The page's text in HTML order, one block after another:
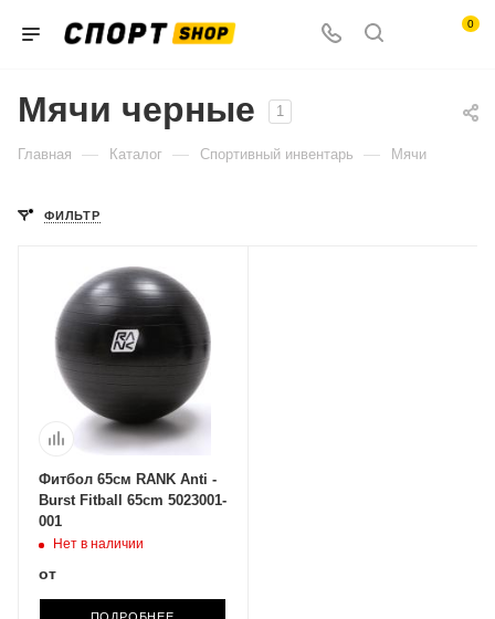
0
Мячи черные 1
Главная — Каталог — Спортивный инвентарь — Мячи
ФИЛЬТР
Фитбол 65см RANK Anti -
Burst Fitball 65сm 5023001-
001
Нет в наличии
от
ПОДРОБНЕЕ